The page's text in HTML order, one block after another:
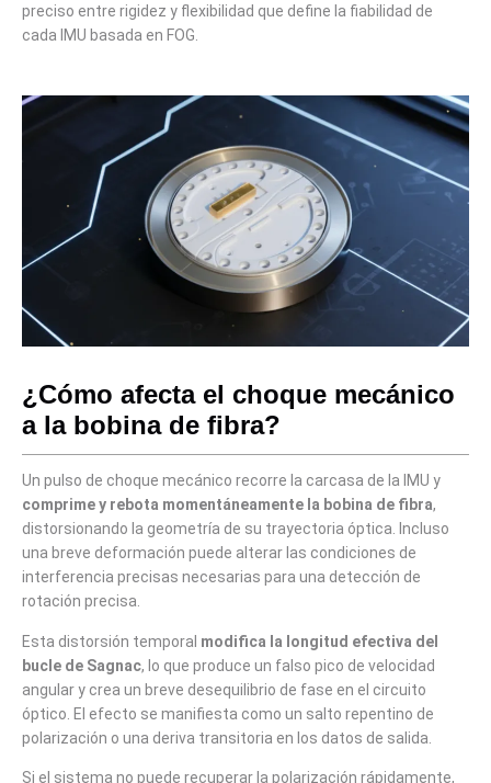
preciso entre rigidez y flexibilidad que define la fiabilidad de
cada IMU basada en FOG.
¿Cómo afecta el choque mecánico
a la bobina de fibra?
Un pulso de choque mecánico recorre la carcasa de la IMU y
comprime y rebota momentáneamente la bobina de fibra,
distorsionando la geometría de su trayectoria óptica. Incluso
una breve deformación puede alterar las condiciones de
interferencia precisas necesarias para una detección de
rotación precisa.
Esta distorsión temporal modifica la longitud efectiva del
bucle de Sagnac, lo que produce un falso pico de velocidad
angular y crea un breve desequilibrio de fase en el circuito
óptico. El efecto se manifiesta como un salto repentino de
polarización o una deriva transitoria en los datos de salida.
Si el sistema no puede recuperar la polarización rápidamente,